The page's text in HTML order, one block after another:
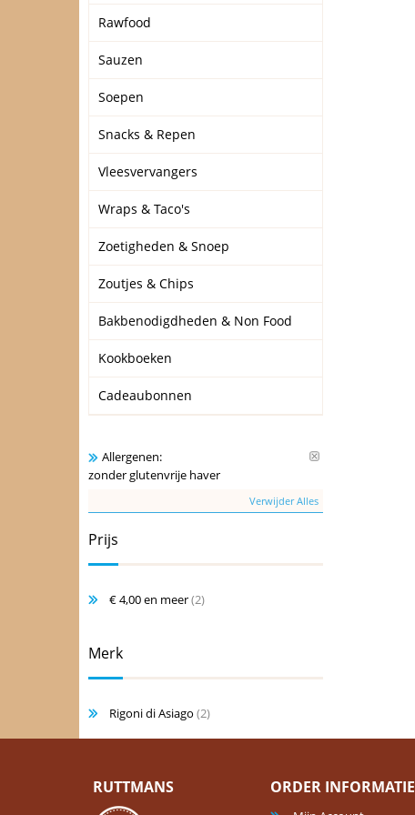
Rawfood
Sauzen
Soepen
Snacks & Repen
Vleesvervangers
Wraps & Taco's
Zoetigheden & Snoep
Zoutjes & Chips
Bakbenodigdheden & Non Food
Kookboeken
Cadeaubonnen
Allergenen:
zonder glutenvrije haver
Verwijder Alles
Prijs
€ 4,00en meer(2)
Merk
Rigoni di Asiago (2)
RUTTMANS ORDER INFORMATIE